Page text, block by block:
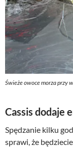
Świeże owoce morza przy
Cassis dodaje
Spędzanie kilku
sprawi, że